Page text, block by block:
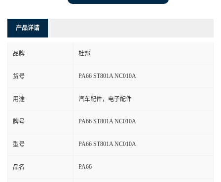
产品详请
品牌 杜邦
货号 PA66 ST801A NC010A
用途 汽车配件，电子配件
牌号 PA66 ST801A NC010A
型号 PA66 ST801A NC010A
品名 PA66